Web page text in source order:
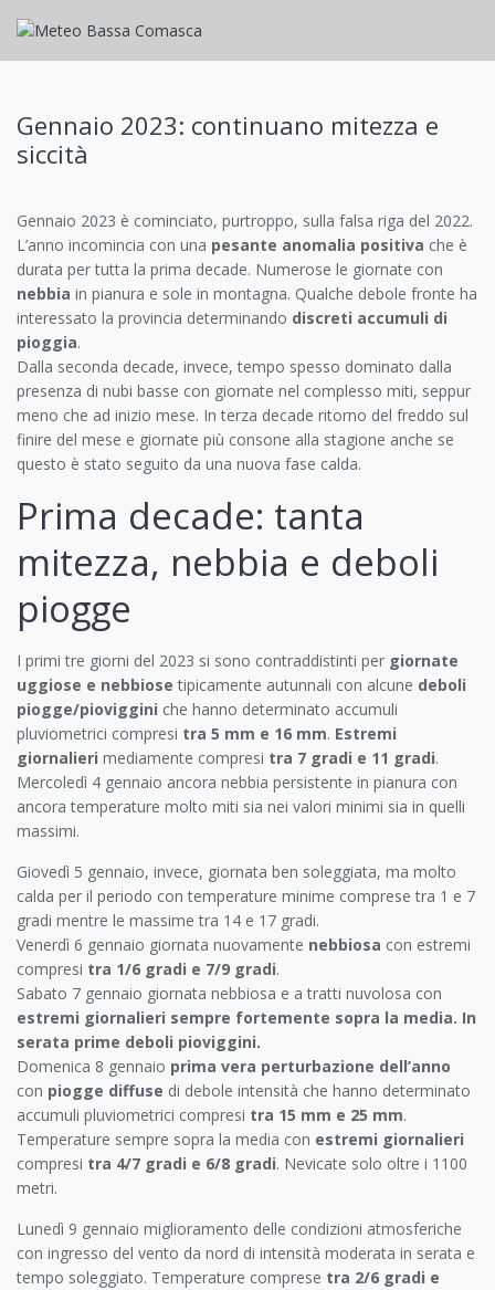
Gennaio 2023: continuano mitezza e
siccità
Gennaio 2023 è cominciato, purtroppo, sulla falsa riga del 2022.
L’anno incomincia con una pesante anomalia positiva che è
durata per tutta la prima decade. Numerose le giornate con
nebbia in pianura e sole in montagna. Qualche debole fronte ha
interessato la provincia determinando discreti accumuli di
pioggia.
Dalla seconda decade, invece, tempo spesso dominato dalla
presenza di nubi basse con giornate nel complesso miti, seppur
meno che ad inizio mese. In terza decade ritorno del freddo sul
finire del mese e giornate più consone alla stagione anche se
questo è stato seguito da una nuova fase calda.
Prima decade: tanta
mitezza, nebbia e deboli
piogge
I primi tre giorni del 2023 si sono contraddistinti per giornate
uggiose e nebbiose tipicamente autunnali con alcune deboli
piogge/pioviggini che hanno determinato accumuli
pluviometrici compresi tra 5 mm e 16 mm. Estremi
giornalieri mediamente compresi tra 7 gradi e 11 gradi.
Mercoledì 4 gennaio ancora nebbia persistente in pianura con
ancora temperature molto miti sia nei valori minimi sia in quelli
massimi.
Giovedì 5 gennaio, invece, giornata ben soleggiata, ma molto
calda per il periodo con temperature minime comprese tra 1 e 7
gradi mentre le massime tra 14 e 17 gradi.
Venerdì 6 gennaio giornata nuovamente nebbiosa con estremi
compresi tra 1/6 gradi e 7/9 gradi.
Sabato 7 gennaio giornata nebbiosa e a tratti nuvolosa con
estremi giornalieri sempre fortemente sopra la media. In
serata prime deboli pioviggini.
Domenica 8 gennaio prima vera perturbazione dell’anno
con piogge diffuse di debole intensità che hanno determinato
accumuli pluviometrici compresi tra 15 mm e 25 mm.
Temperature sempre sopra la media con estremi giornalieri
compresi tra 4/7 gradi e 6/8 gradi. Nevicate solo oltre i 1100
metri.
Lunedì 9 gennaio miglioramento delle condizioni atmosferiche
con ingresso del vento da nord di intensità moderata in serata e
tempo soleggiato. Temperature comprese tra 2/6 gradi e